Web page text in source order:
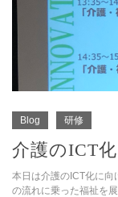
Blog 研修
介護のICT
本日は介護のICT化に向
の流れに乗った福祉を